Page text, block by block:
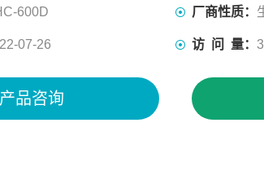
600D 厂商性质：
07-26 访 问 量：
产品咨询